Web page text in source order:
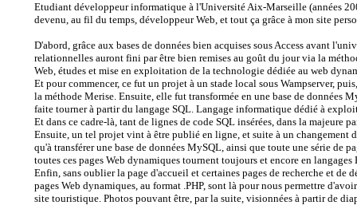
Etudiant développeur informatique à l'Université Aix-Marseille (années
devenu, au fil du temps, développeur Web, et tout ça grâce à mon site
D'abord, grâce aux bases de données bien acquises sous Access avant
relationnelles auront fini par être bien remises au goût du jour via la
Web, études et mise en exploitation de la technologie dédiée au web
Et pour commencer, ce fut un projet à un stade local sous Wampserver,
la méthode Merise. Ensuite, elle fut transformée en une base de données
faite tourner à partir du langage SQL. Langage informatique dédié à
Et dans ce cadre-là, tant de lignes de code SQL insérées, dans la majeure
Ensuite, un tel projet vint à être publié en ligne, et suite à un changement
qu'à transférer une base de données MySQL, ainsi que toute une série de
toutes ces pages Web dynamiques tournent toujours et encore en
Enfin, sans oublier la page d'accueil et certaines pages de recherche et de
pages Web dynamiques, au format .PHP, sont là pour nous permettre
site touristique. Photos pouvant être, par la suite, visionnées à partir de